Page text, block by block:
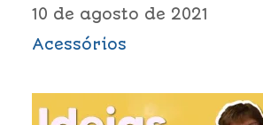
10 de agosto de 2021
Acessórios